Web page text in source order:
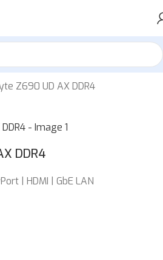
Z690 UD AX DDR4
DDR4
| HDMI | GbE LAN